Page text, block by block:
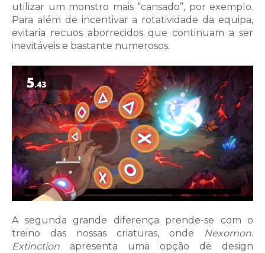
utilizar um monstro mais “cansado”, por exemplo.
Para além de incentivar a rotatividade da equipa,
evitaria recuos aborrecidos que continuam a ser
inevitáveis e bastante numerosos.
A segunda grande diferença prende-se com o
treino das nossas criaturas, onde
Nexomon:
Extinction apresenta uma opção de design